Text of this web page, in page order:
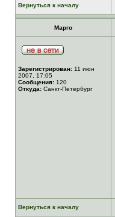
Вернуться к началу
Марго
Зарегистрирован: 11 июн
2007, 17:05
Сообщения: 120
Откуда: Санкт-Петербург
Вернуться к началу